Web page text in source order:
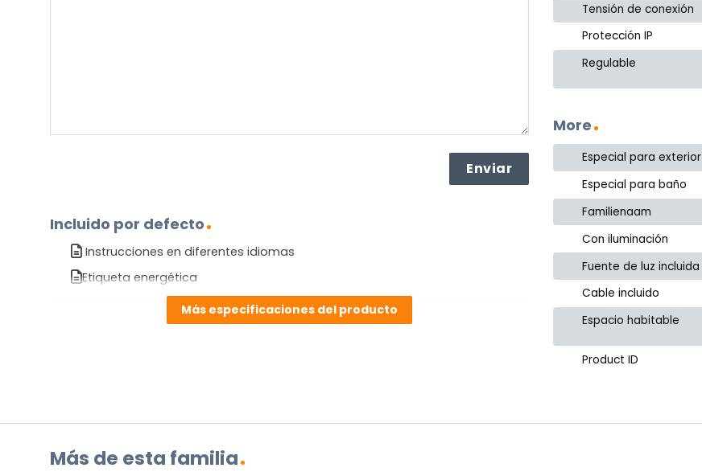
Incluido por defecto
Instrucciones en diferentes idiomas
Etiqueta energética
Más especificaciones del producto
Tensión de conexión
Protección IP
Regulable
More
Especial para exterior
Especial para baño
Familienaam
Con iluminación
Fuente de luz incluida
Cable incluido
Espacio habitable
Product ID
Más de esta familia